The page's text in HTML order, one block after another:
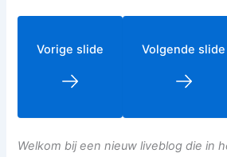
Vorige slide Volgende slide
Welkom bij een nieuw liveblog die in